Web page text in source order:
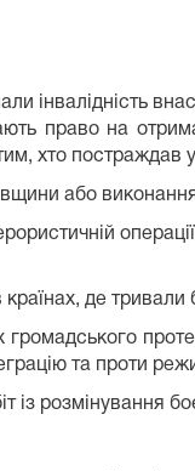
інвалідність
право на
хто постраждав у
або
де тривали
громадського
та проти
із розмінування